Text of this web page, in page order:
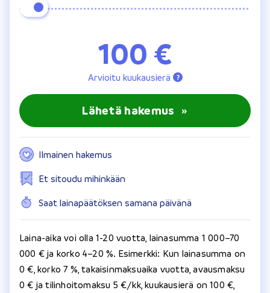
100 €
Arvioitu kuukausierä
Lähetä hakemus »
Ilmainen hakemus
Et sitoudu mihinkään
Saat lainapäätöksen samana päivänä
Laina-aika voi olla 1-20 vuotta, lainasumma 1 000–70
000 € ja korko 4–20 %. Esimerkki: Kun lainasumma on
0 €, korko 7 %, takaisinmaksuaika vuotta, avausmaksu
0 € ja tilinhoitomaksu 5 €/kk, kuukausierä on 100 €,